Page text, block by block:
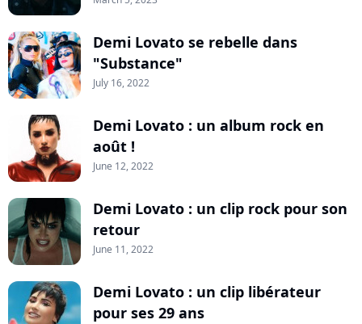
Demi Lovato se rebelle dans
"Substance"
July 16, 2022
Demi Lovato : un album rock en
août !
June 12, 2022
Demi Lovato : un clip rock pour son
retour
June 11, 2022
Demi Lovato : un clip libérateur
pour ses 29 ans